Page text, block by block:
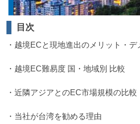
目次
・越境ECと現地進出のメリット・デ
・越境EC難易度 国・地域別 比較
・近隣アジアとのEC市場規模の比較
・当社が台湾を勧める理由